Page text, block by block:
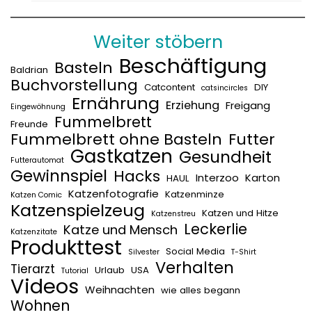
Weiter stöbern
Baldrian Basteln Beschäftigung
Buchvorstellung Catcontent catsincircles DIY
Eingewöhnung Ernährung Erziehung Freigang
Freunde Fummelbrett
Fummelbrett ohne Basteln Futter
Futterautomat Gastkatzen Gesundheit
Gewinnspiel Hacks HAUL Interzoo Karton
Katzen Comic Katzenfotografie Katzenminze
Katzenspielzeug Katzenstreu Katzen und Hitze
Katzenzitate Katze und Mensch Leckerlie
Produkttest Silvester Social Media T-Shirt
Tierarzt Tutorial Urlaub USA Verhalten
Videos Weihnachten wie alles begann
Wohnen